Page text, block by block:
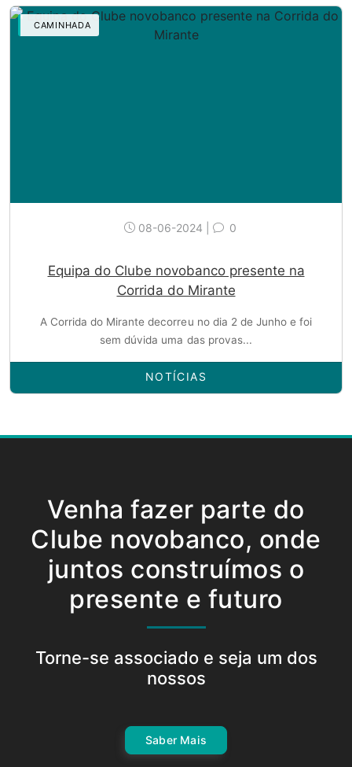
CAMINHADA
08-06-2024 | 0
Equipa do Clube novobanco presente na
Corrida do Mirante
A Corrida do Mirante decorreu no dia 2 de Junho e foi
sem dúvida uma das provas...
NOTÍCIAS
Venha fazer parte do
Clube novobanco, onde
juntos construímos o
presente e futuro
Torne-se associado e seja um dos
nossos
Saber Mais